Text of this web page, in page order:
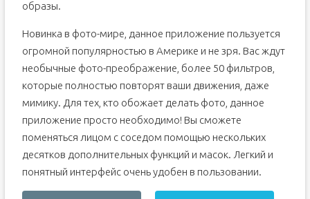
образы.
Новинка в фото-мире, данное приложение пользуется
огромной популярностью в Америке и не зря. Вас ждут
необычные фото-преображение, более 50 фильтров,
которые полностью повторят ваши движения, даже
мимику. Для тех, кто обожает делать фото, данное
приложение просто необходимо! Вы сможете
поменяться лицом с соседом помощью нескольких
десятков дополнительных функций и масок. Легкий и
понятный интерфейс очень удобен в пользовании.